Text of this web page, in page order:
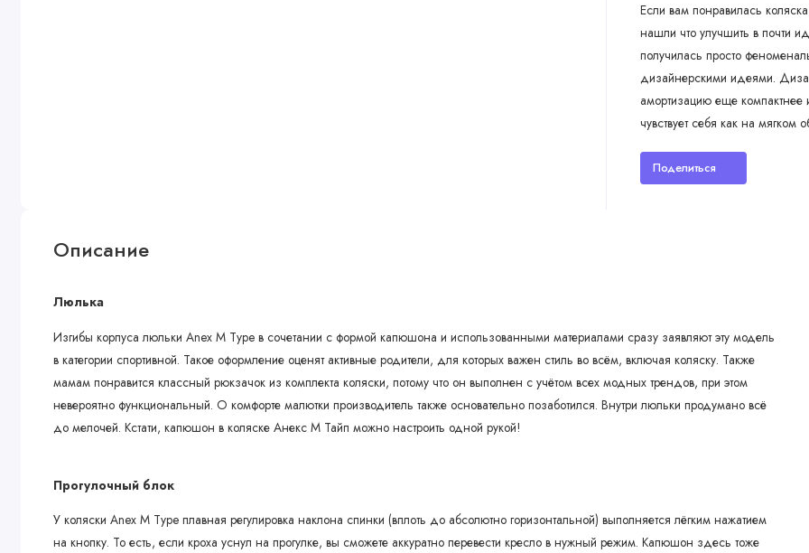
Если вам понравилась
нашли что улучшить в почти
получилась просто
дизайнерскими идеями.
амортизацию еще
чувствует себя как на мягком
Поделиться
Описание
Люлька
Изгибы корпуса люльки Anex M Type в сочетании с формой капюшона и использованными материалами сразу заявляют эту модель
в категории спортивной. Такое оформление оценят активные родители, для которых важен стиль во всём, включая коляску. Также
мамам понравится классный рюкзачок из комплекта коляски, потому что он выполнен с учётом всех модных трендов, при этом
невероятно функциональный. О комфорте малютки производитель также основательно позаботился. Внутри люльки продумано всё
до мелочей. Кстати, капюшон в коляске Анекс М Тайп можно настроить одной рукой!
Прогулочный блок
У коляски Anex M Type плавная регулировка наклона спинки (вплоть до абсолютно горизонтальной) выполняется лёгким нажатием
на кнопку. То есть, если кроха уснул на прогулке, вы сможете аккуратно перевести кресло в нужный режим. Капюшон здесь тоже